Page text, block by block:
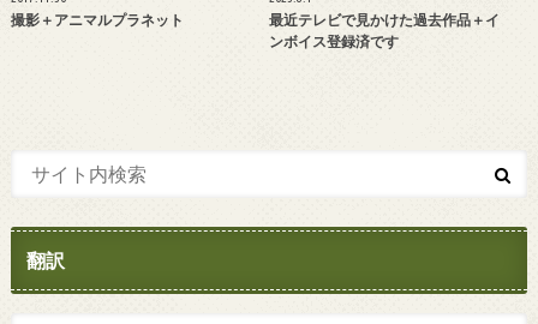
撮影＋アニマルプラネット
最近テレビで見かけた過去作品＋イ
ンボイス登録済です
翻訳